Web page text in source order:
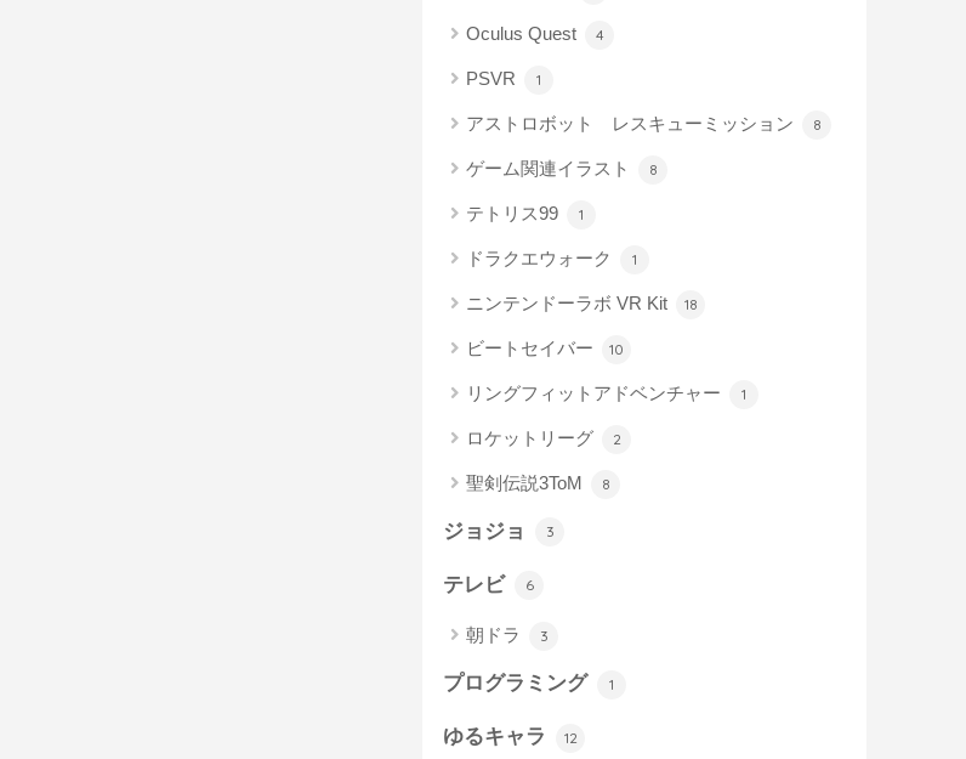
Oculus Quest 4
PSVR 1
アストロボット レスキューミッション 8
ゲーム関連イラスト 8
テトリス99 1
ドラクエウォーク 1
ニンテンドーラボ VR Kit 18
ビートセイバー 10
リングフィットアドベンチャー 1
ロケットリーグ 2
聖剣伝説3ToM 8
ジョジョ 3
テレビ 6
朝ドラ 3
プログラミング 1
ゆるキャラ 12